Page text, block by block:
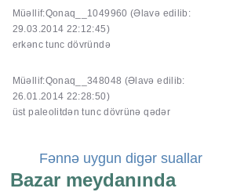
Müəllif:Qonaq__1049960 (Əlavə edilib:
29.03.2014 22:12:45)
erkənc tunc dövründə
Müəllif:Qonaq__348048 (Əlavə edilib:
26.01.2014 22:28:50)
üst paleolitdən tunc dövrünə qədər
Fənnə uygun digər suallar
Bazar meydanında